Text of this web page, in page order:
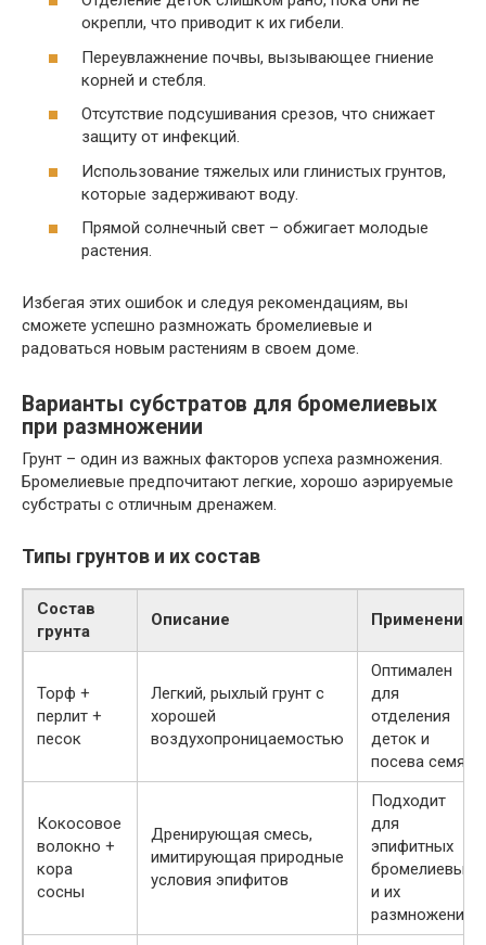
окрепли, что приводит к их гибели.
Переувлажнение почвы, вызывающее гниение
корней и стебля.
Отсутствие подсушивания срезов, что снижает
защиту от инфекций.
Использование тяжелых или глинистых грунтов,
которые задерживают воду.
Прямой солнечный свет – обжигает молодые
растения.
Избегая этих ошибок и следуя рекомендациям, вы
сможете успешно размножать бромелиевые и
радоваться новым растениям в своем доме.
Варианты субстратов для бромелиевых
при размножении
Грунт – один из важных факторов успеха размножения.
Бромелиевые предпочитают легкие, хорошо аэрируемые
субстраты с отличным дренажем.
Типы грунтов и их состав
Состав
грунта
Описание Применение
Торф +
перлит +
песок
Легкий, рыхлый грунт с
хорошей
воздухопроницаемостью
Оптимален
для
отделения
деток и
посева семян
Кокосовое
волокно +
кора
сосны
Дренирующая смесь,
имитирующая природные
условия эпифитов
Подходит
для
эпифитных
бромелиевых
и их
размножения